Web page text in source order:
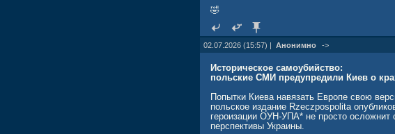
🤣
02.07.2026 (15:57) | Анонимно ->
Историческое самоубийство:
польские СМИ предупредили Киев о
Попытки Киева навязать Европе свою
польское издание Rzeczpospolita
героизации ОУН-УПА* не просто осложнит
перспективы Украины.